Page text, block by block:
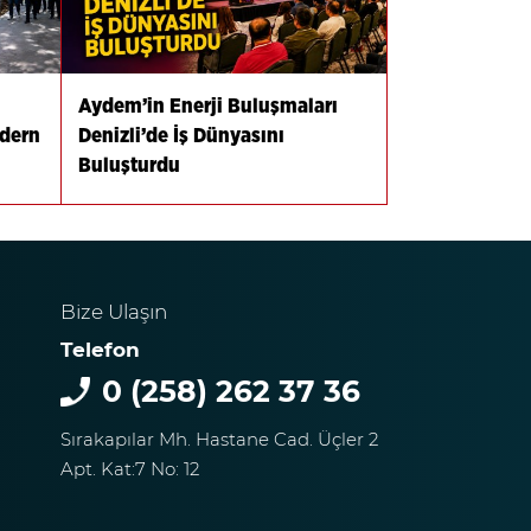
Aydem’in Enerji Buluşmaları
Denizli’de İş Dünyasını
Buluşturdu
Bize Ulaşın
Telefon
0 (258) 262 37 36
Sırakapılar Mh. Hastane Cad. Üçler 2
Apt. Kat:7 No: 12